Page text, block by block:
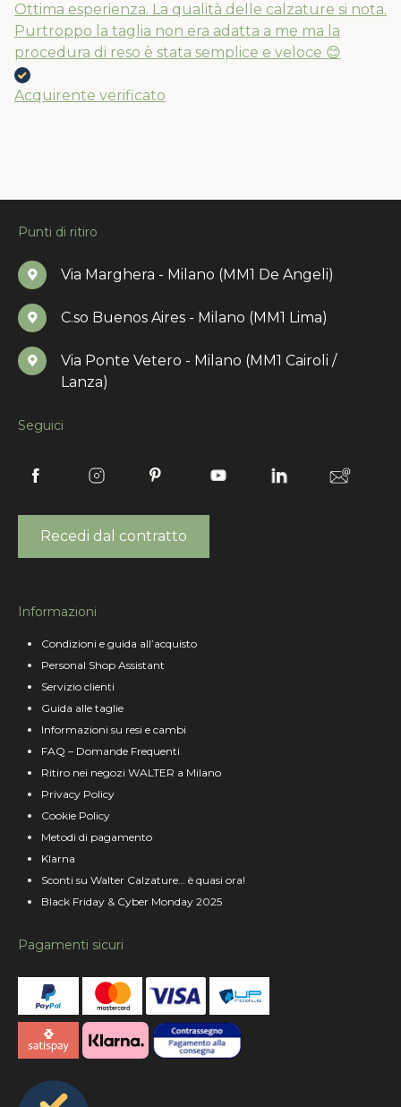
Ottima esperienza. La qualità delle calzature si nota.
Purtroppo la taglia non era adatta a me ma la
procedura di reso è stata semplice e veloce 😊
Acquirente verificato
Punti di ritiro
Via Marghera - Milano (MM1 De Angeli)
C.so Buenos Aires - Milano (MM1 Lima)
Via Ponte Vetero - Milano (MM1 Cairoli /
Lanza)
Seguici
Recedi dal contratto
Informazioni
Condizioni e guida all’acquisto
Personal Shop Assistant
Servizio clienti
Guida alle taglie
Informazioni su resi e cambi
FAQ – Domande Frequenti
Ritiro nei negozi WALTER a Milano
Privacy Policy
Cookie Policy
Metodi di pagamento
Klarna
Sconti su Walter Calzature… è quasi ora!
Black Friday & Cyber Monday 2025
Pagamenti sicuri